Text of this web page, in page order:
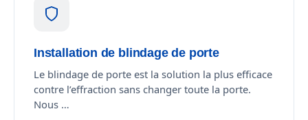
Installation de blindage de porte
Le blindage de porte est la solution la plus efficace
contre l’effraction sans changer toute la porte.
Nous …